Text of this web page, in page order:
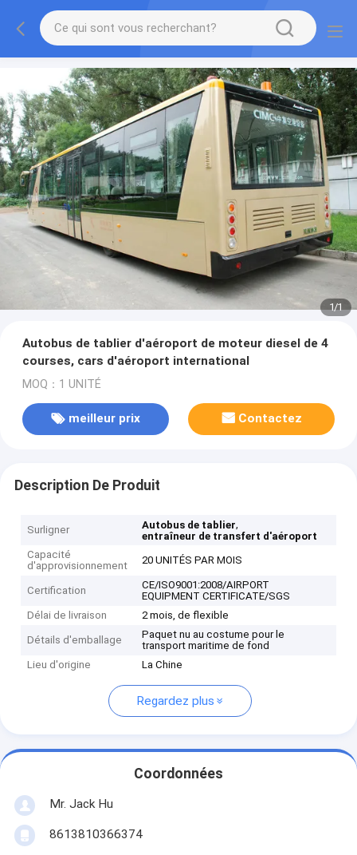
1/1
Autobus de tablier d'aéroport de moteur diesel de 4
courses, cars d'aéroport international
MOQ：1 UNITÉ
meilleur prix Contactez
Description De Produit
Surligner Autobus de tablier,
entraîneur de transfert d'aéroport
Capacité
d'approvisionnement
20 UNITÉS PAR MOIS
Certification
CE/ISO9001:2008/AIRPORT
EQUIPMENT CERTIFICATE/SGS
Délai de livraison
2 mois, de flexible
Détails d'emballage
Paquet nu au costume pour le
transport maritime de fond
Lieu d'origine
La Chine
Regardez plus
Coordonnées
Mr. Jack Hu
8613810366374